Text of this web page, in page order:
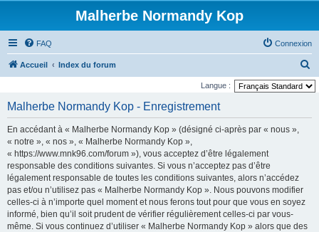
Malherbe Normandy Kop
FAQ Connexion
Accueil Index du forum
e
Langue :
Malherbe Normandy Kop - Enregistrement
En accédant à « Malherbe Normandy Kop » (désigné ci-après par « nous »,
« notre », « nos », « Malherbe Normandy Kop »,
« https://www.mnk96.com/forum »), vous acceptez d’être légalement
responsable des conditions suivantes. Si vous n’acceptez pas d’être
légalement responsable de toutes les conditions suivantes, alors n’accédez
pas et/ou n’utilisez pas « Malherbe Normandy Kop ». Nous pouvons modifier
celles-ci à n’importe quel moment et nous ferons tout pour que vous en soyez
informé, bien qu’il soit prudent de vérifier régulièrement celles-ci par vous-
même. Si vous continuez d’utiliser « Malherbe Normandy Kop » alors que des